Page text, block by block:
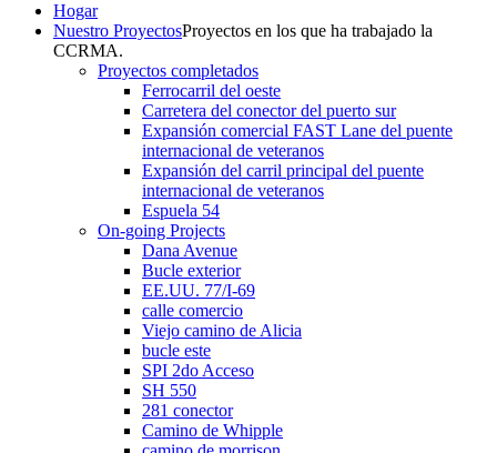
Hogar
Nuestro ProyectosProyectos en los que ha trabajado la
CCRMA.
Proyectos completados
Ferrocarril del oeste
Carretera del conector del puerto sur
Expansión comercial FAST Lane del puente
internacional de veteranos
Expansión del carril principal del puente
internacional de veteranos
Espuela 54
On-going Projects
Dana Avenue
Bucle exterior
EE.UU. 77/I-69
calle comercio
Viejo camino de Alicia
bucle este
SPI 2do Acceso
SH 550
281 conector
Camino de Whipple